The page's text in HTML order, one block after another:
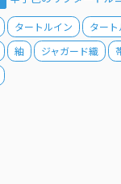
タートルイン タート
紬 ジャガード織